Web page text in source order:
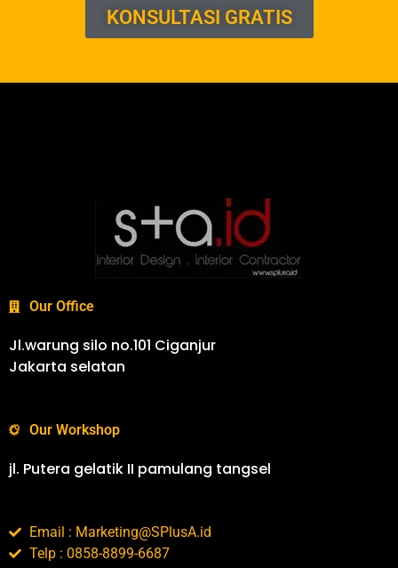
KONSULTASI GRATIS
Our Office
Jl.warung silo no.101 Ciganjur
Jakarta selatan
Our Workshop
jl. Putera gelatik II pamulang tangsel
Email : Marketing@SPlusA.id
Telp : 0858-8899-6687